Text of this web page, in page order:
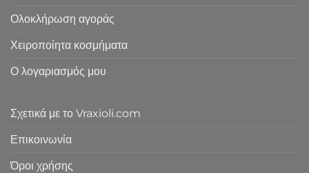
Ολοκλήρωση αγοράς
Χειροποίητα κοσμήματα
Ο λογαριασμός μου
Σχετικά με το Vraxioli.com
Επικοινωνία
Όροι χρήσης